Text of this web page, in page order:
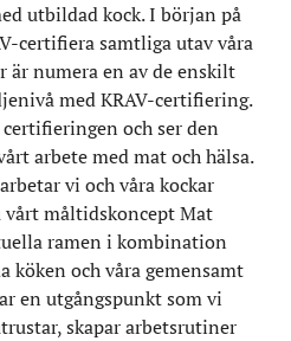
utbildad kock. I början på
certifiera samtliga utav våra
är numera en av de enskilt
med KRAV-certifiering.
och ser den
arbete med mat och hälsa.
vi och våra kockar
vårt måltidskoncept Mat
ramen i kombination
köken och våra gemensamt
en utgångspunkt som vi
skapar arbetsrutiner